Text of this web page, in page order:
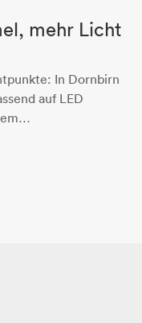
mehr Licht
In Dornbirn
auf LED